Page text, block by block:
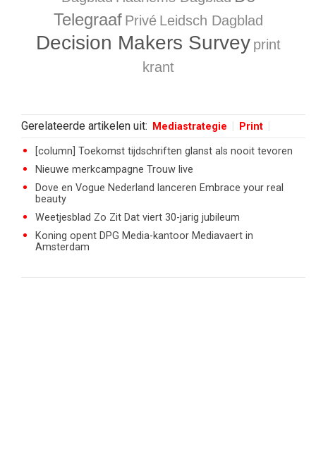
Telegraaf Privé Leidsch Dagblad
Decision Makers Survey print
krant
Gerelateerde artikelen uit: Mediastrategie Print
[column] Toekomst tijdschriften glanst als nooit tevoren
Nieuwe merkcampagne Trouw live
Dove en Vogue Nederland lanceren Embrace your real
beauty
Weetjesblad Zo Zit Dat viert 30-jarig jubileum
Koning opent DPG Media-kantoor Mediavaert in
Amsterdam